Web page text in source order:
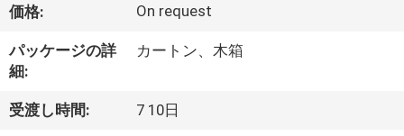
行
品
質
価格: On request
パッケージの詳
細:
カートン、木箱
受渡し時間: 7 10日